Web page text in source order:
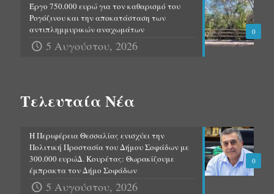
0
Έργο 750.000 ευρώ για τον καθαρισμό του
Ρογόζινου και την αποκατάσταση των
αντιπλημμυρικών αναχωμάτων
5 Αυγούστου, 2026
Τελευταία Νέα
0
Η Περιφέρεια Θεσσαλίας ενισχύει την
Πολιτική Προστασία του Δήμου Σοφάδων με
300.000 ευρώΔ. Κουρέτας: Θωρακίζουμε
έμπρακτα τον Δήμο Σοφάδων
5 Αυγούστου, 2026